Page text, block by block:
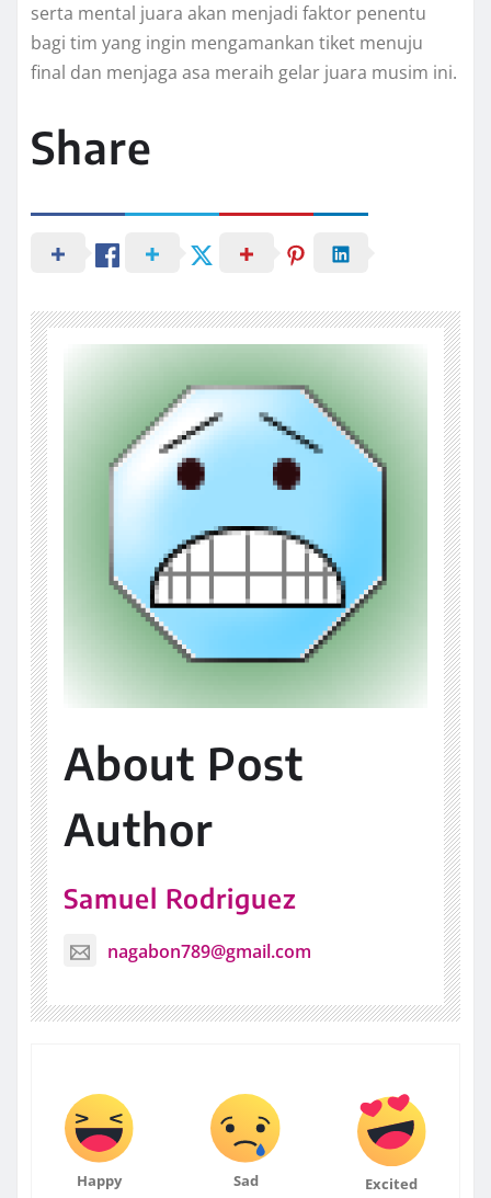
serta mental juara akan menjadi faktor penentu
bagi tim yang ingin mengamankan tiket menuju
final dan menjaga asa meraih gelar juara musim ini.
Share
About Post
Author
Samuel Rodriguez
nagabon789@gmail.com
Happy Sad Excited